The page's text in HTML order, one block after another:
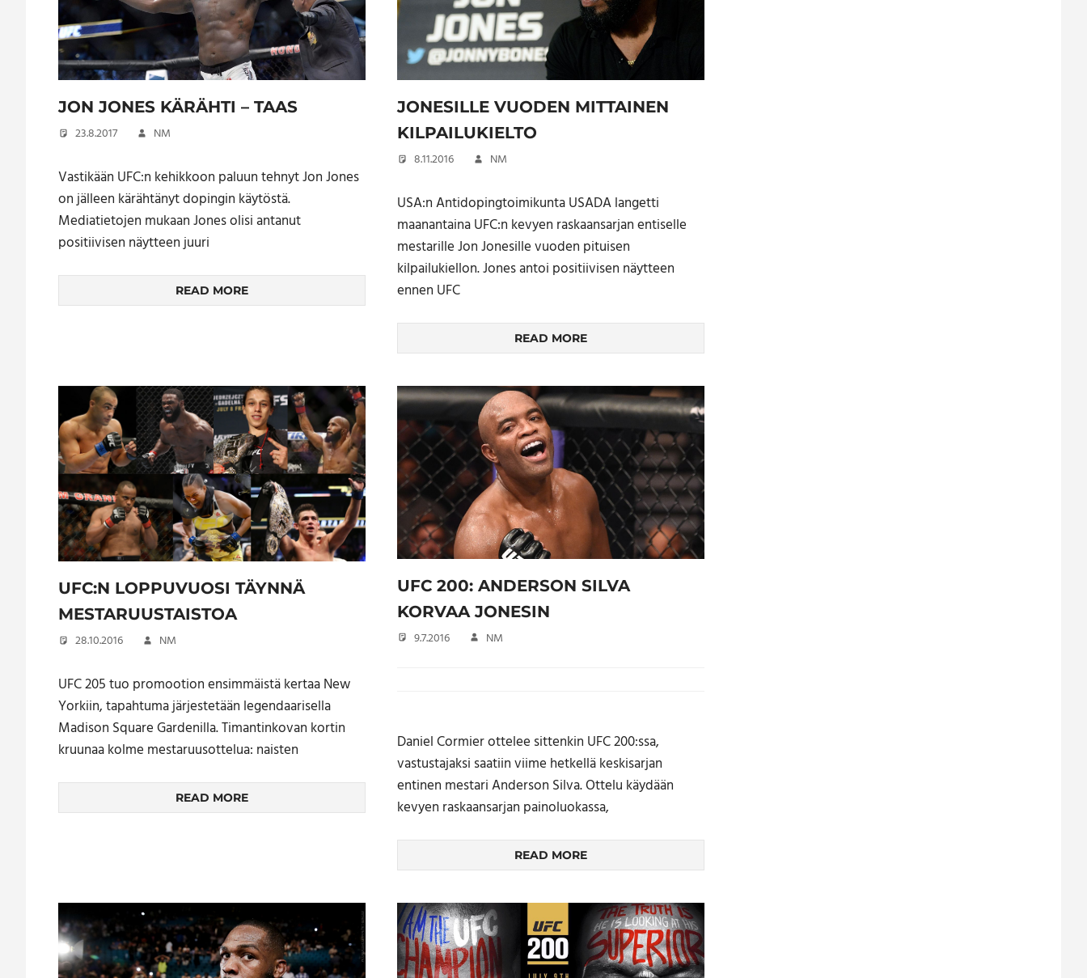
JON JONES KÄRÄHTI – TAAS
23.8.2017 NM
Vastikään UFC:n kehikkoon paluun tehnyt Jon Jones
on jälleen kärähtänyt dopingin käytöstä.
Mediatietojen mukaan Jones olisi antanut
positiivisen näytteen juuri
READ MORE
JONESILLE VUODEN MITTAINEN
KILPAILUKIELTO
8.11.2016 NM
USA:n Antidopingtoimikunta USADA langetti
maanantaina UFC:n kevyen raskaansarjan entiselle
mestarille Jon Jonesille vuoden pituisen
kilpailukiellon. Jones antoi positiivisen näytteen
ennen UFC
READ MORE
UFC:N LOPPUVUOSI TÄYNNÄ
MESTARUUSTAISTOA
28.10.2016 NM
UFC 205 tuo promootion ensimmäistä kertaa New
Yorkiin, tapahtuma järjestetään legendaarisella
Madison Square Gardenilla. Timantinkovan kortin
kruunaa kolme mestaruusottelua: naisten
READ MORE
UFC 200: ANDERSON SILVA
KORVAA JONESIN
9.7.2016 NM
Daniel Cormier ottelee sittenkin UFC 200:ssa,
vastustajaksi saatiin viime hetkellä keskisarjan
entinen mestari Anderson Silva. Ottelu käydään
kevyen raskaansarjan painoluokassa,
READ MORE